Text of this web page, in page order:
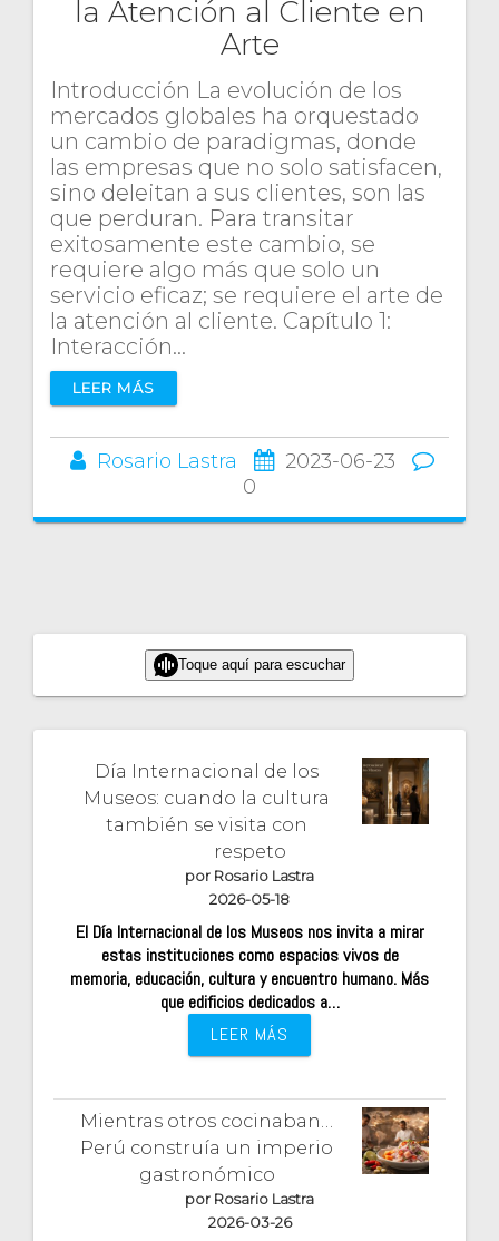
la Atención al Cliente en
Arte
Introducción La evolución de los
mercados globales ha orquestado
un cambio de paradigmas, donde
las empresas que no solo satisfacen,
sino deleitan a sus clientes, son las
que perduran. Para transitar
exitosamente este cambio, se
requiere algo más que solo un
servicio eficaz; se requiere el arte de
la atención al cliente. Capítulo 1:
Interacción…
LEER MÁS
Rosario Lastra
2023-06-23
0
Toque aquí para escuchar
Día Internacional de los
Museos: cuando la cultura
también se visita con
respeto
por Rosario Lastra
2026-05-18
El Día Internacional de los Museos nos invita a mirar
estas instituciones como espacios vivos de
memoria, educación, cultura y encuentro humano. Más
que edificios dedicados a…
LEER MÁS
Mientras otros cocinaban…
Perú construía un imperio
gastronómico
por Rosario Lastra
2026-03-26